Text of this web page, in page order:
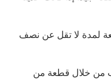
لمدة لا تقل عن نصف
من خلال قطعة من